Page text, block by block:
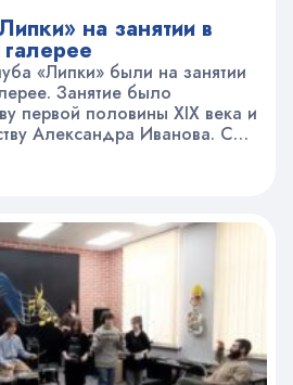
на занятии в
«Липки» были на занятии
Занятие было
первой половины XIX века и
Александра Иванова. Сын
живописи, Александр
Учили там основательно и